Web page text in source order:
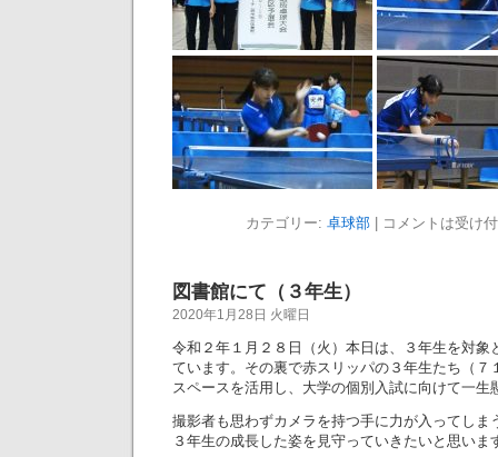
カテゴリー: 卓球部 コメントは受け
図書館にて（３年生）
2020年1月28日 火曜日
令和２年１月２８日（火）本日は、３年生を対象
ています。その裏で赤スリッパの３年生たち（７
スペースを活用し、大学の個別入試に向けて一生
撮影者も思わずカメラを持つ手に力が入ってしま
３年生の成長した姿を見守っていきたいと思いま